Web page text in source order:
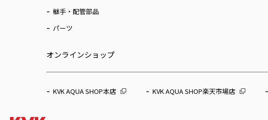
継手・配管部品
パーツ
オンラインショップ
KVK AQUA SHOP本店 KVK AQUA SHOP楽天市場店